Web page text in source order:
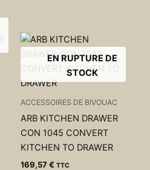
EN RUPTURE DE
STOCK
ACCESSOIRES DE BIVOUAC
ARB KITCHEN DRAWER
CON 1045 CONVERT
KITCHEN TO DRAWER
169,57€ TTC